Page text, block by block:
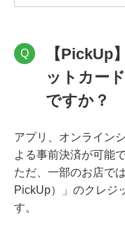
Q
【PickUp
ットカー
ですか？
アプリ、オンライン
よる事前決済が可能で
ただ、一部のお店で
PickUp）」のクレジ
す。